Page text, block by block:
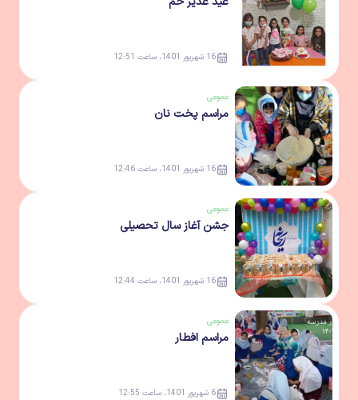
16 شهریور 1401، ساعت 12:51
عمومی
مراسم پخت نان
16 شهریور 1401، ساعت 12:46
عمومی
جشن آغاز سال تحصیلی
16 شهریور 1401، ساعت 12:44
عمومی
مراسم افطار
6 شهریور 1401، ساعت 12:55